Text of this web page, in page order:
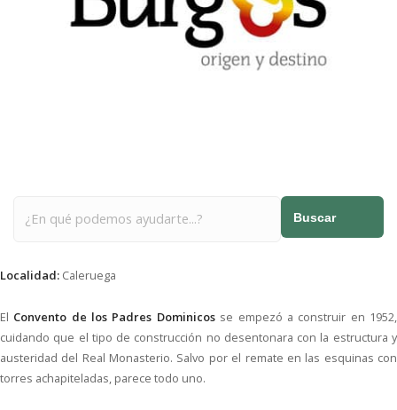
Buscar
Localidad: Caleruega
El Convento de los Padres Dominicosse empezó a construir en 1952,
cuidando que el tipo de construcción no desentonara con la estructura y
austeridad del Real Monasterio. Salvo por el remate en las esquinas con
torres achapiteladas, parece todo uno.